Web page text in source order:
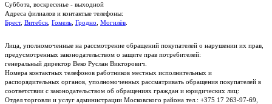
Суббота, воскресенье - выходной
Адреса филиалов и контактые телефоны:
Брест, Витебск Гомель Гродно Могилёв
Лица, уполномоченные на рассмотрение обращений покупателей о нарушении их прав,
предусмотренных законодательством о защите прав потребителей:
генеральный директор Веко Руслан Викторович.
Номера контактных телефонов работников местных исполнительных и
распорядительных органов, уполномоченных рассматривать обращения покупателей в
соответствии с законодательством об обращениях граждан и юридических лиц:
Отдел торговли и услуг администрации Московского района тел.: +375 17 263-97-69,